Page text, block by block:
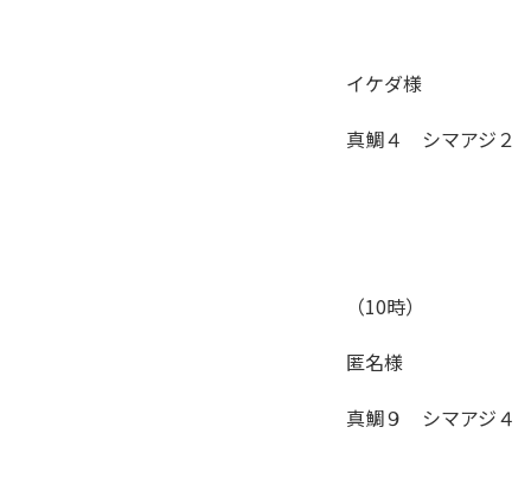
イケダ様
真鯛４ シマアジ２
（10時）
匿名様
真鯛９ シマアジ４